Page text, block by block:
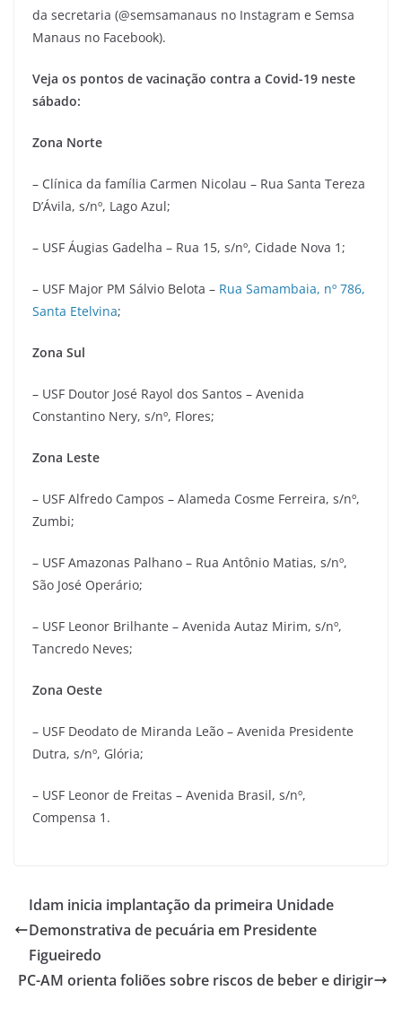
da secretaria (@semsamanaus no Instagram e Semsa
Manaus no Facebook).
Veja os pontos de vacinação contra a Covid-19 neste
sábado:
Zona Norte
– Clínica da família Carmen Nicolau – Rua Santa Tereza
D’Ávila, s/nº, Lago Azul;
– USF Áugias Gadelha – Rua 15, s/nº, Cidade Nova 1;
– USF Major PM Sálvio Belota – Rua Samambaia, nº 786,
Santa Etelvina;
Zona Sul
– USF Doutor José Rayol dos Santos – Avenida
Constantino Nery, s/nº, Flores;
Zona Leste
– USF Alfredo Campos – Alameda Cosme Ferreira, s/nº,
Zumbi;
– USF Amazonas Palhano – Rua Antônio Matias, s/nº,
São José Operário;
– USF Leonor Brilhante – Avenida Autaz Mirim, s/nº,
Tancredo Neves;
Zona Oeste
– USF Deodato de Miranda Leão – Avenida Presidente
Dutra, s/nº, Glória;
– USF Leonor de Freitas – Avenida Brasil, s/nº,
Compensa 1.
Idam inicia implantação da primeira Unidade
Demonstrativa de pecuária em Presidente
Figueiredo
PC-AM orienta foliões sobre riscos de beber e dirigir